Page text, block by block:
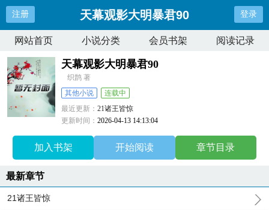
注册 天幕观影大明暴君90 登录
网站首页 小说分类 会员书架 阅读记录
天幕观影大明暴君90
织鹊 著
其他小说
连载中
最近更新：21诸王皆惊
更新时间：2026-04-13 14:13:04
加入书架 开始阅读 章节目录
最新章节
21诸王皆惊